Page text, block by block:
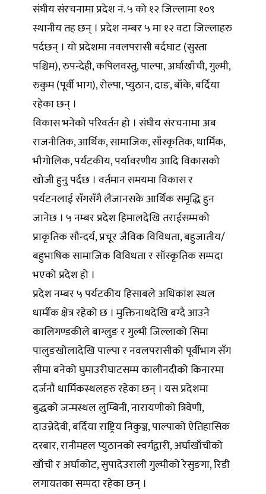
संघीय संरचनामा प्रदेश नं. ५ को १२ जिल्लामा १०९
स्थानीय तह छन् । प्रदेश नम्बर ५ मा १२ वटा जिल्लाहरु
पर्दछन् । यो प्रदेशमा नवलपरासी बर्दघाट (सुस्ता
पश्चिम), रुपन्देही, कपिलवस्तु, पाल्पा, अर्घाखाँची, गुल्मी,
रुकुम (पूर्वी भाग), रोल्पा, प्युठान, दाङ, बाँके, बर्दिया
रहेका छन् ।
विकास भनेको परिवर्तन हो । संघीय संरचनामा अब
राजनीतिक, आर्थिक, सामाजिक, साँस्कृतिक, धार्मिक,
भौगोलिक, पर्यटकीय, पर्यावरणीय आदि विकासको
खोजी हुनु पर्दछ । वर्तमान समयमा विकास र
पर्यटनलाई सँगसँगै लैजानसके आर्थिक समृद्धि हुन
जानेछ । ५ नम्बर प्रदेश हिमालदेखि तराईसम्मको
प्राकृतिक सौन्दर्य, प्रचूर जैविक विविधता, बहुजातीय/
बहुभाषिक सामाजिक विविधता र साँस्कृतिक सम्पदा
भएको प्रदेश हो ।
प्रदेश नम्बर ५ पर्यटकीय हिसाबले अधिकांश स्थल
धार्मीक क्षेत्र रहेको छ । मुक्तिनाथदेखि बग्दै आउने
कालिगण्डकीले बाग्लुङ र गुल्मी जिल्लाको सिमा
पालुङखोलादेखि पाल्पा र नवलपरासीको पूर्वीभाग सँग
सीमा बनेको घुमाउरीघाटसम्म कालीनदीको किनारमा
दर्जनौ धार्मिकस्थलहरु रहेका छन् । यस प्रदेशमा
बुद्धको जन्मस्थल लुम्बिनी, नारायणीको त्रिवेणी,
दाउन्नेदेवी, बर्दिया राष्ट्रिय निकुञ्ज, पाल्पाको ऐतिहासिक
दरबार, रानीमहल प्युठानको स्वर्गद्वारी, अर्घाखाँचीको
खाँची र अर्घाकोट, सुपादेउराली गुल्मीको रेसुङगा, रिडी
लगायतका सम्पदा रहेका छन् ।